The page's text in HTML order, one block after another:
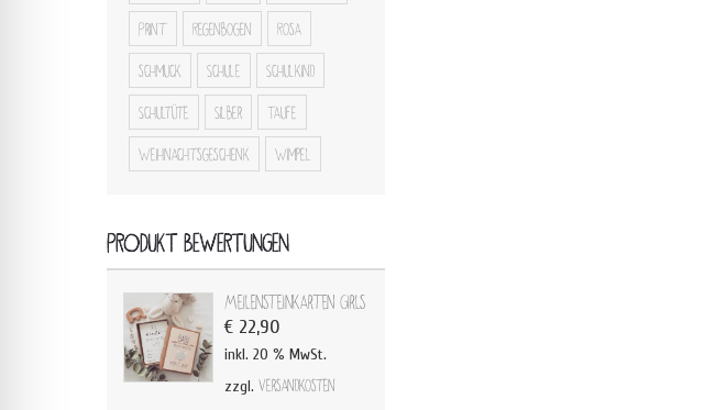
Print Regenbogen Rosa
schmuck Schule Schulkind
Schultüte Silber Taufe
Weihnachtsgeschenk Wimpel
PRODUKT BEWERTUNGEN
Meilensteinkarten Girls
€22,90
inkl. 20 % MwSt.
zzgl. Versandkosten